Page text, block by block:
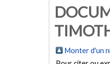
Monter d'un